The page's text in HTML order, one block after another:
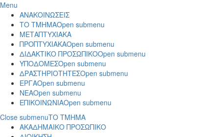
Menu
ΑΝΑΚΟΙΝΩΣΕΙΣ
ΤΟ ΤΜΗΜΑOpen submenu
ΜΕΤΑΠΤΥΧΙΑΚΑ
ΠΡΟΠΤΥΧΙΑΚΑOpen submenu
ΔΙΔΑΚΤΙΚΟ ΠΡΟΣΩΠΙΚΟOpen submenu
ΥΠΟΔΟΜΕΣOpen submenu
ΔΡΑΣΤΗΡΙΟΤΗΤΕΣOpen submenu
ΕΡΓΑOpen submenu
ΝΕΑOpen submenu
ΕΠΙΚΟΙΝΩΝΙΑOpen submenu
Close submenuΤΟ ΤΜΗΜΑ
ΑΚΑΔΗΜΑΙΚΟ ΠΡΟΣΩΠΙΚΟ